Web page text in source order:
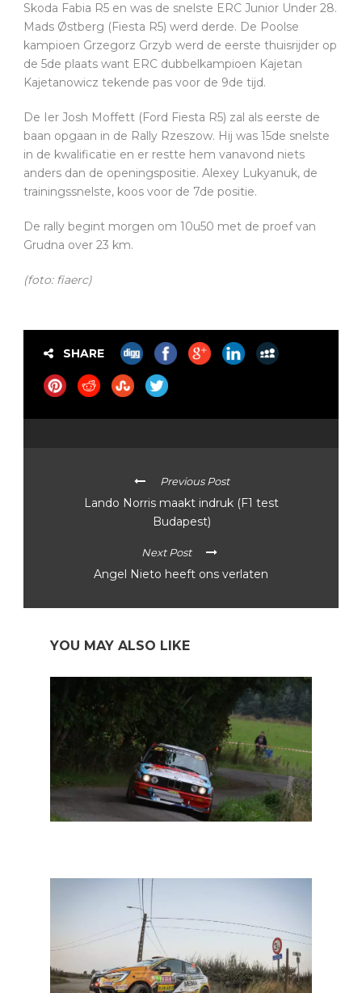
Skoda Fabia R5 en was de snelste ERC Junior Under 28.
Mads Østberg (Fiesta R5) werd derde. De Poolse
kampioen Grzegorz Grzyb werd de eerste thuisrijder op
de 5de plaats want ERC dubbelkampioen Kajetan
Kajetanowicz tekende pas voor de 9de tijd.
De Ier Josh Moffett (Ford Fiesta R5) zal als eerste de
baan opgaan in de Rally Rzeszow. Hij was 15de snelste
in de kwalificatie en er restte hem vanavond niets
anders dan de openingspositie. Alexey Lukyanuk, de
trainingssnelste, koos voor de 7de positie.
De rally begint morgen om 10u50 met de proef van
Grudna over 23 km.
(foto: fiaerc)
SHARE
Previous Post
Lando Norris maakt indruk (F1 test
Budapest)
Next Post
Angel Nieto heeft ons verlaten
YOU MAY ALSO LIKE